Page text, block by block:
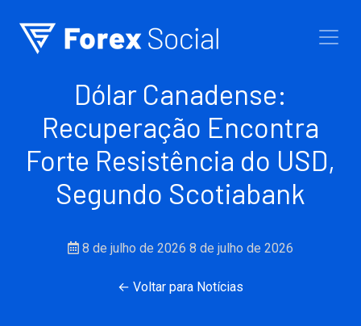
Dólar Canadense:
Recuperação Encontra
Forte Resistência do USD,
Segundo Scotiabank
8 de julho de 2026 8 de julho de 2026
← Voltar para Notícias